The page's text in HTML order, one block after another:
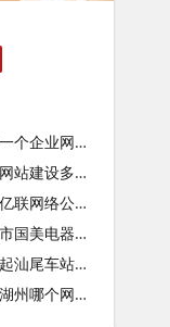
基本步骤有哪些？
设多少钱？
待遇怎么样？
限公司介绍？
网络, 你怎么看？
房子备案价？